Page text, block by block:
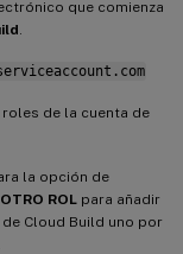
que comienza
de la cuenta de
la opción de
ROL para añadir
Cloud Build uno por